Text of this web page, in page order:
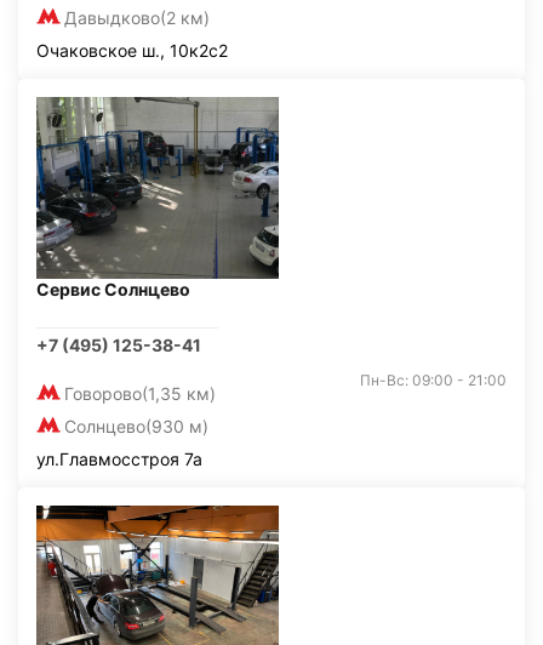
Давыдково(2 км)
Очаковское ш., 10к2с2
Сервис Солнцево
+7 (495) 125-38-41
Говорово(1,35 км)
Солнцево(930 м)
Пн-Вс: 09:00 - 21:00
ул.Главмосстроя 7а